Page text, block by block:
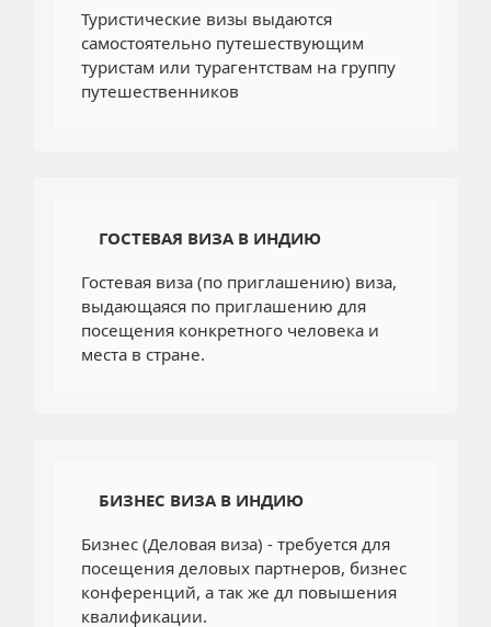
Туристические визы выдаются
самостоятельно путешествующим
туристам или турагентствам на группу
путешественников
ГОСТЕВАЯ ВИЗА В ИНДИЮ
Гостевая виза (по приглашению) виза,
выдающаяся по приглашению для
посещения конкретного человека и
места в стране.
БИЗНЕС ВИЗА В ИНДИЮ
Бизнес (Деловая виза) - требуется для
посещения деловых партнеров, бизнес
конференций, а так же дл повышения
квалификации.